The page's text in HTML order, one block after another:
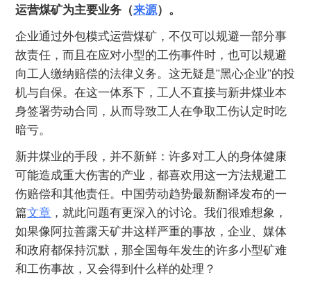
运营煤矿为主要业务（来源）。
企业通过外包模式运营煤矿，不仅可以规避一部分事
故责任，而且在应对小型的工伤事件时，也可以规避
向工人缴纳赔偿的法律义务。这无疑是“黑心企业”的投
机与自保。在这一体系下，工人不直接与新井煤业本
身签署劳动合同，从而导致工人在争取工伤认定时吃
暗亏。
新井煤业的手段，并不新鲜：许多对工人的身体健康
可能造成重大伤害的产业，都喜欢用这一方法规避工
伤赔偿和其他责任。中国劳动趋势最新翻译发布的一
篇文章 ，就此问题有更深入的讨论。我们很难想象，
如果像阿拉善露天矿井这样严重的事故，企业、媒体
和政府都保持沉默，那全国每年发生的许多小型矿难
和工伤事故，又会得到什么样的处理？